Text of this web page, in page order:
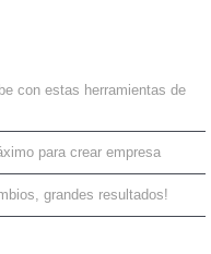
con estas herramientas de
para crear empresa
grandes resultados!